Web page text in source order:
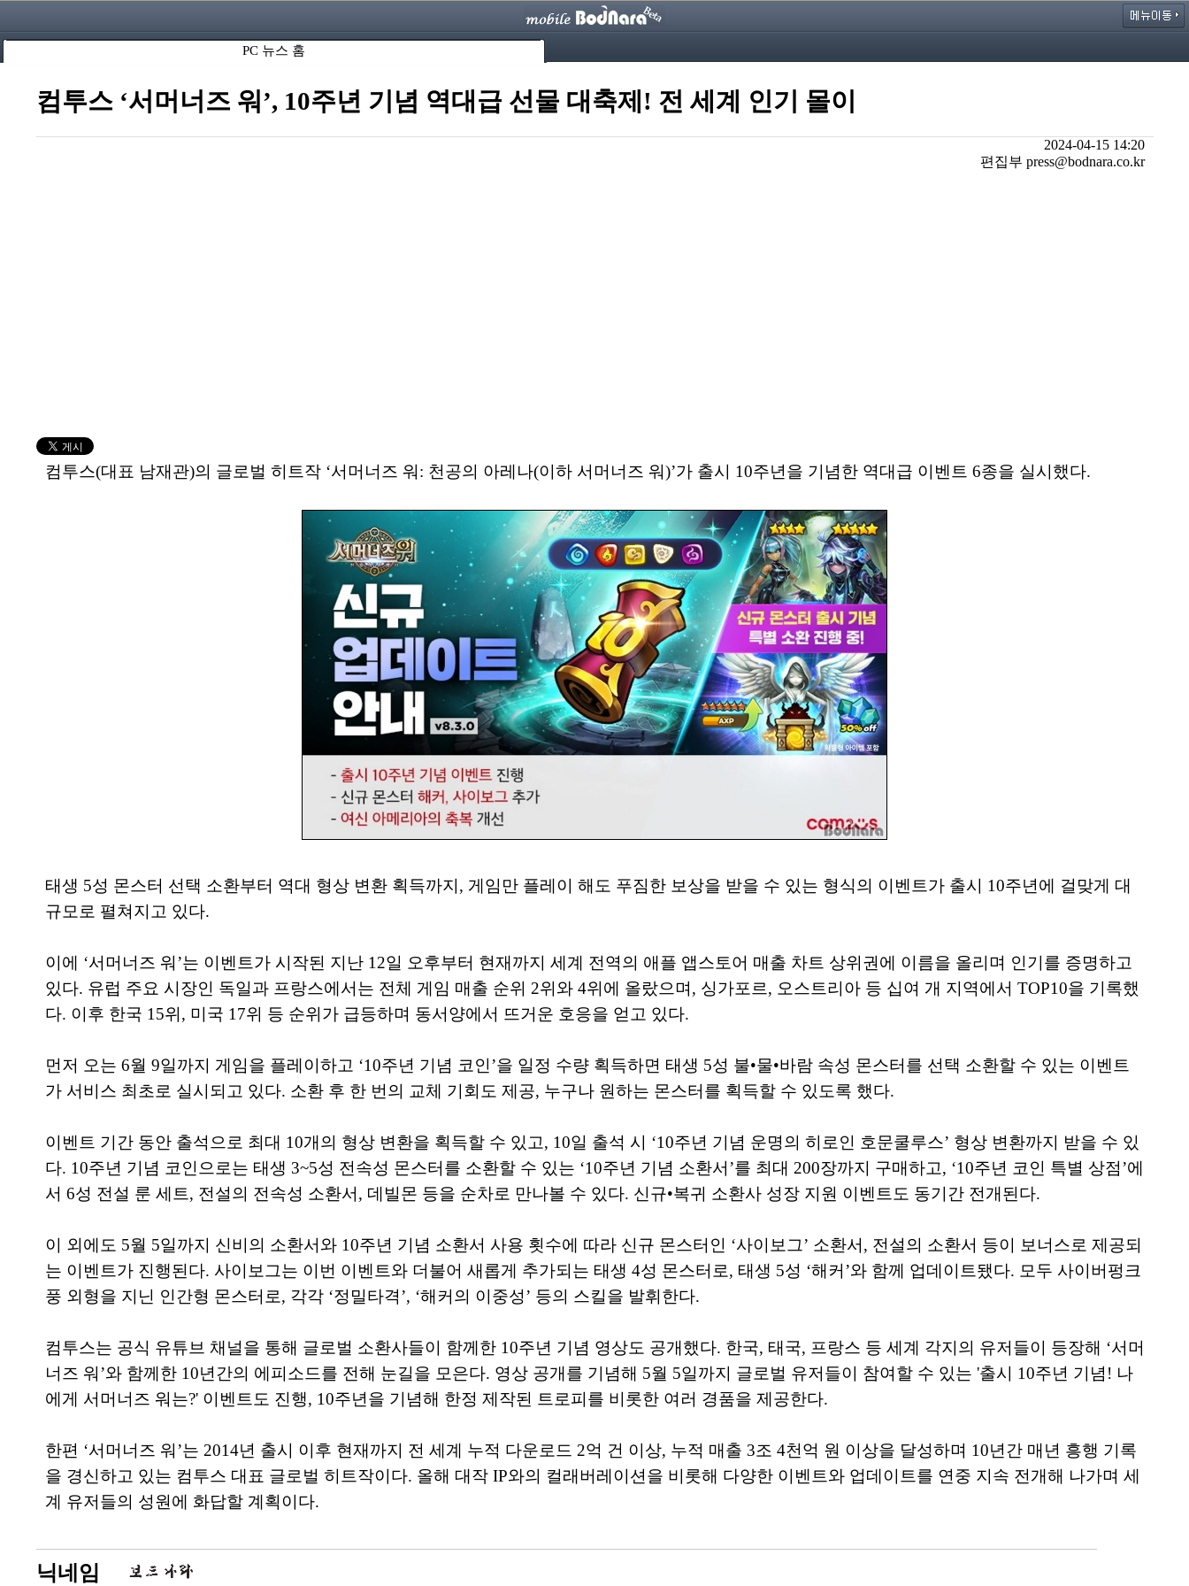
PC 뉴스 홈
컴투스 ‘서머너즈 워’, 10주년 기념 역대급 선물 대축제! 전 세계 인기 몰이
2024-04-15 14:20
편집부 press@bodnara.co.kr
컴투스(대표 남재관)의 글로벌 히트작 ‘서머너즈 워: 천공의 아레나(이하 서머너즈 워)’가 출시 10주년을 기념한 역대급 이벤트 6종을 실시했다.
태생 5성 몬스터 선택 소환부터 역대 형상 변환 획득까지, 게임만 플레이 해도 푸짐한 보상을 받을 수 있는 형식의 이벤트가 출시 10주년에 걸맞게 대
규모로 펼쳐지고 있다.
이에 ‘서머너즈 워’는 이벤트가 시작된 지난 12일 오후부터 현재까지 세계 전역의 애플 앱스토어 매출 차트 상위권에 이름을 올리며 인기를 증명하고
있다. 유럽 주요 시장인 독일과 프랑스에서는 전체 게임 매출 순위 2위와 4위에 올랐으며, 싱가포르, 오스트리아 등 십여 개 지역에서 TOP10을 기록했
다. 이후 한국 15위, 미국 17위 등 순위가 급등하며 동서양에서 뜨거운 호응을 얻고 있다.
먼저 오는 6월 9일까지 게임을 플레이하고 ‘10주년 기념 코인’을 일정 수량 획득하면 태생 5성 불•물•바람 속성 몬스터를 선택 소환할 수 있는 이벤트
가 서비스 최초로 실시되고 있다. 소환 후 한 번의 교체 기회도 제공, 누구나 원하는 몬스터를 획득할 수 있도록 했다.
이벤트 기간 동안 출석으로 최대 10개의 형상 변환을 획득할 수 있고, 10일 출석 시 ‘10주년 기념 운명의 히로인 호문쿨루스’ 형상 변환까지 받을 수 있
다. 10주년 기념 코인으로는 태생 3~5성 전속성 몬스터를 소환할 수 있는 ‘10주년 기념 소환서’를 최대 200장까지 구매하고, ‘10주년 코인 특별 상점’에
서 6성 전설 룬 세트, 전설의 전속성 소환서, 데빌몬 등을 순차로 만나볼 수 있다. 신규•복귀 소환사 성장 지원 이벤트도 동기간 전개된다.
이 외에도 5월 5일까지 신비의 소환서와 10주년 기념 소환서 사용 횟수에 따라 신규 몬스터인 ‘사이보그’ 소환서, 전설의 소환서 등이 보너스로 제공되
는 이벤트가 진행된다. 사이보그는 이번 이벤트와 더불어 새롭게 추가되는 태생 4성 몬스터로, 태생 5성 ‘해커’와 함께 업데이트됐다. 모두 사이버펑크
풍 외형을 지닌 인간형 몬스터로, 각각 ‘정밀타격’, ‘해커의 이중성’ 등의 스킬을 발휘한다.
컴투스는 공식 유튜브 채널을 통해 글로벌 소환사들이 함께한 10주년 기념 영상도 공개했다. 한국, 태국, 프랑스 등 세계 각지의 유저들이 등장해 ‘서머
너즈 워’와 함께한 10년간의 에피소드를 전해 눈길을 모은다. 영상 공개를 기념해 5월 5일까지 글로벌 유저들이 참여할 수 있는 '출시 10주년 기념! 나
에게 서머너즈 워는?' 이벤트도 진행, 10주년을 기념해 한정 제작된 트로피를 비롯한 여러 경품을 제공한다.
한편 ‘서머너즈 워’는 2014년 출시 이후 현재까지 전 세계 누적 다운로드 2억 건 이상, 누적 매출 3조 4천억 원 이상을 달성하며 10년간 매년 흥행 기록
을 경신하고 있는 컴투스 대표 글로벌 히트작이다. 올해 대작 IP와의 컬래버레이션을 비롯해 다양한 이벤트와 업데이트를 연중 지속 전개해 나가며 세
계 유저들의 성원에 화답할 계획이다.
닉네임